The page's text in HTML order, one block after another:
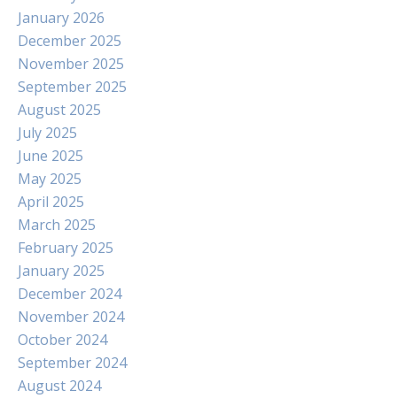
January 2026
December 2025
November 2025
September 2025
August 2025
July 2025
June 2025
May 2025
April 2025
March 2025
February 2025
January 2025
December 2024
November 2024
October 2024
September 2024
August 2024